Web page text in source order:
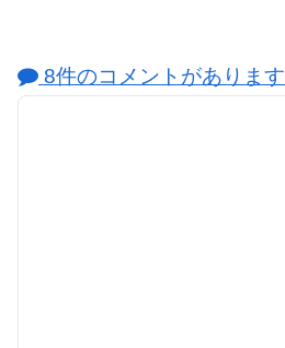
8件のコメントがあります